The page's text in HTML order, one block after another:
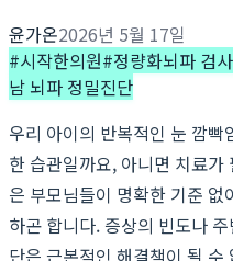
윤가온2026년 5월 17일
#시작한의원#정량화뇌파 검사
남 뇌파 정밀진단
우리 아이의 반복적인 눈 깜
한 습관일까요, 아니면 치료
은 부모님들이 명확한 기준
하곤 합니다. 증상의 빈도나
단은 근본적인 해결책이 될